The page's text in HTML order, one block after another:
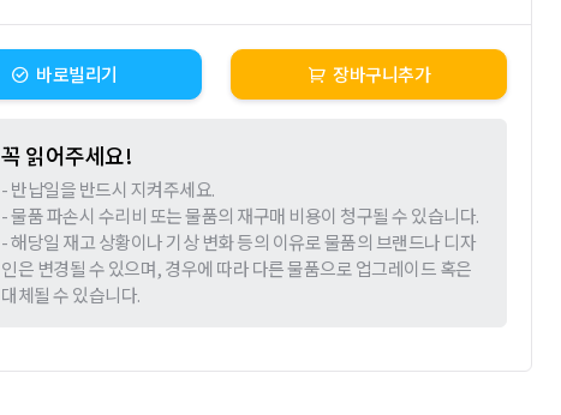
바로빌리기 장바구니추가
꼭 읽어주세요!
- 반납일을 반드시 지켜주세요.
- 물품 파손시 수리비 또는 물품의 재구매 비용이 청구될 수 있습니다.
- 해당일 재고 상황이나 기상 변화 등의 이유로 물품의 브랜드나 디자
인은 변경될 수 있으며, 경우에 따라 다른 물품으로 업그레이드 혹은
대체될 수 있습니다.